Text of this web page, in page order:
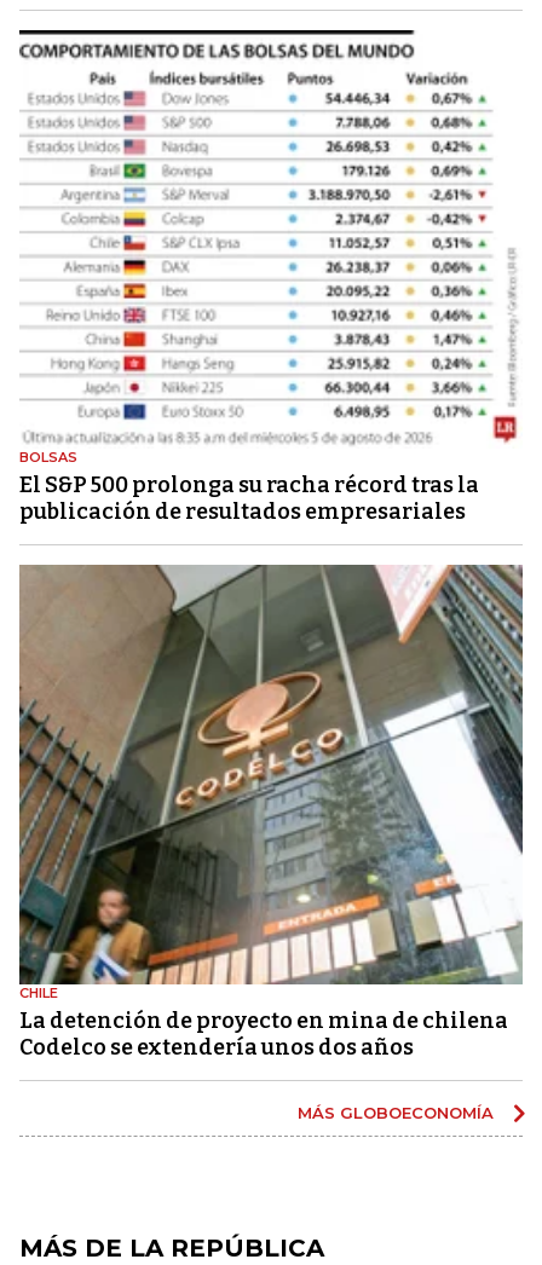
BOLSAS
El S&P 500 prolonga su racha récord tras la
publicación de resultados empresariales
CHILE
La detención de proyecto en mina de chilena
Codelco se extendería unos dos años
MÁS GLOBOECONOMÍA
MÁS DE LA REPÚBLICA